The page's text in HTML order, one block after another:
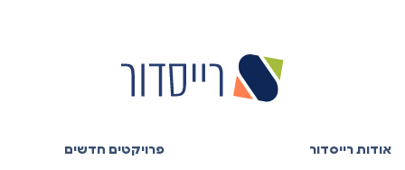
אודות רייסדור פרויקטים חדשים